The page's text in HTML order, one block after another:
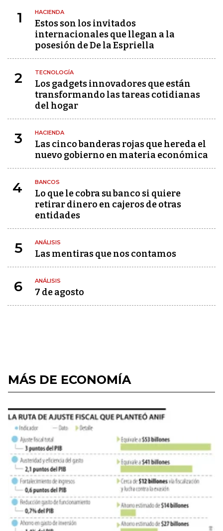
1 HACIENDA
Estos son los invitados
internacionales que llegan a la
posesión de De la Espriella
2 TECNOLOGÍA
Los gadgets innovadores que están
transformando las tareas cotidianas
del hogar
3 HACIENDA
Las cinco banderas rojas que hereda el
nuevo gobierno en materia económica
4 BANCOS
Lo que le cobra su banco si quiere
retirar dinero en cajeros de otras
entidades
5 ANÁLISIS
Las mentiras que nos contamos
6 ANÁLISIS
7 de agosto
MÁS DE ECONOMÍA